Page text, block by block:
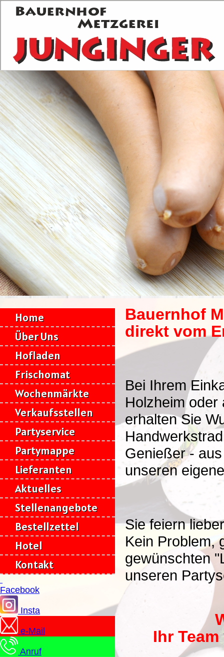
Home
Über Uns
Hofladen
Frischomat
Wochenmärkte
Verkaufsstellen
Partyservice
Partymappe
Lieferanten
Aktuelles
Stellenangebote
Bestellzettel
Hotel
Kontakt
Facebook
Insta
e-Mail
Anruf
Bauernhof
direkt vom
Bei Ihrem
Holzheim oder
erhalten Sie
Genießer -
unseren
Sie feiern
Kein Problem,
gewünschten
unseren
Ihr